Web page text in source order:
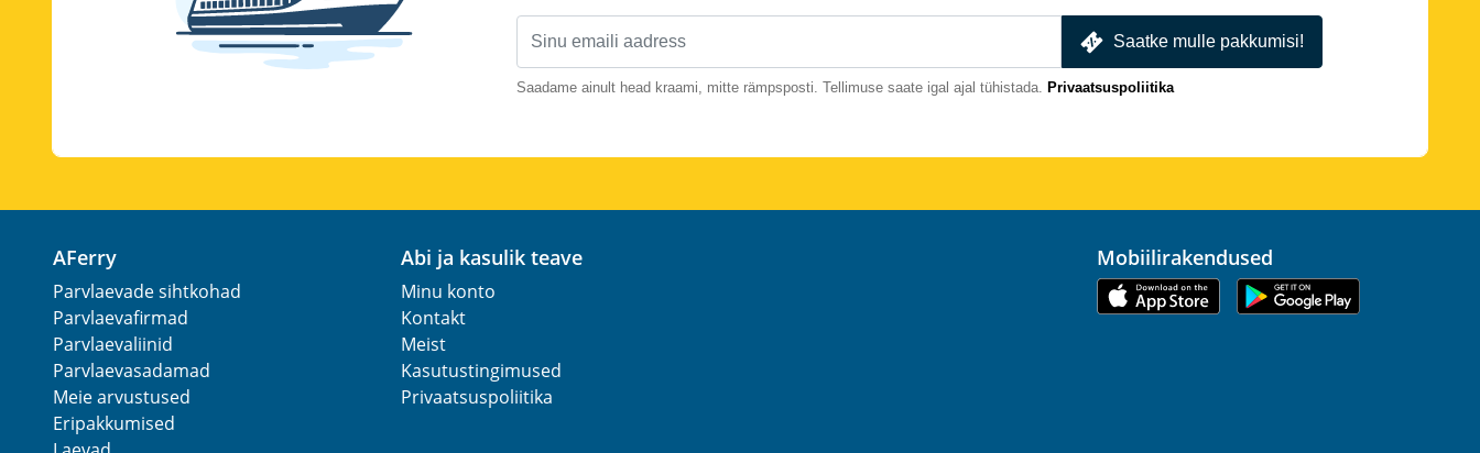
Saatke mulle pakkumisi!
Saadame ainult head kraami, mitte rämpsposti. Tellimuse saate igal ajal tühistada. Privaatsuspoliitika
AFerry
Parvlaevade sihtkohad
Parvlaevafirmad
Parvlaevaliinid
Parvlaevasadamad
Meie arvustused
Eripakkumised
Abi ja kasulik teave
Minu konto
Kontakt
Meist
Kasutustingimused
Privaatsuspoliitika
Mobiilirakendused